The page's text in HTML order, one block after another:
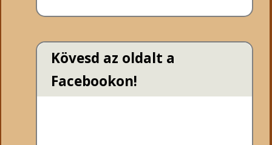
Kövesd az oldalt a
Facebookon!